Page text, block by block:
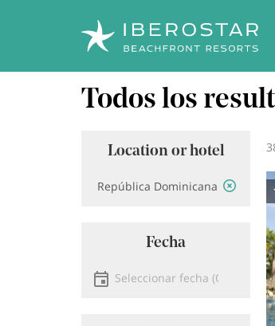
Todos los
Location or hotel
Fecha
Seleccionar fecha